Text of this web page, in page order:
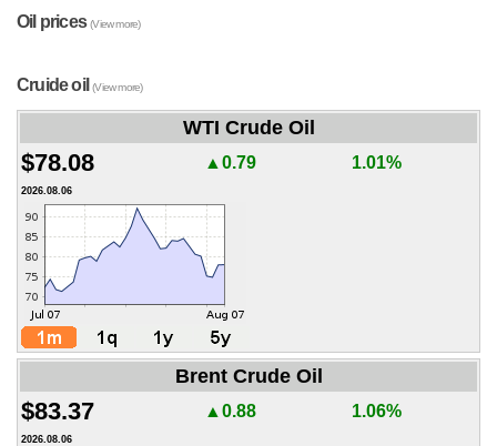
Oil prices(View more)
Cruide oil(View more)
WTI Crude Oil
$78.08 ▲0.79 1.01%
2026.08.06
Brent Crude Oil
$83.37 ▲0.88 1.06%
2026.08.06